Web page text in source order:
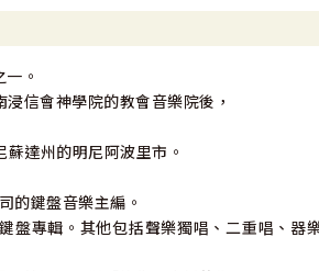
。
信會神學院的教會音樂院後，
達州的明尼阿波里市。
的鍵盤音樂主編。
盤專輯。其他包括聲樂獨唱、二重唱、器